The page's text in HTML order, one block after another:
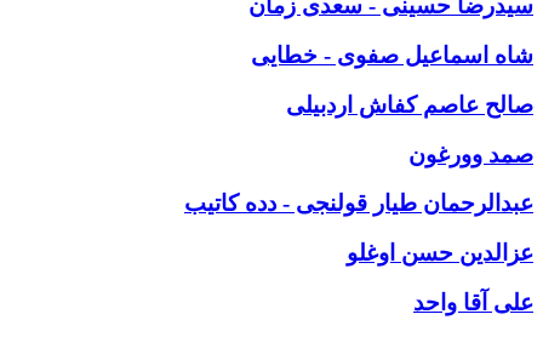
سیدرضا حسینی - سعدی زمان
شاه اسماعیل صفوی - خطایی
صالح عاصم کفاش اردبیلی
صمد وورغون
عبدالرحمان طیار قولنجی - دده کاتیب
عزالدین حسن اوغلو
علی آقا واحد